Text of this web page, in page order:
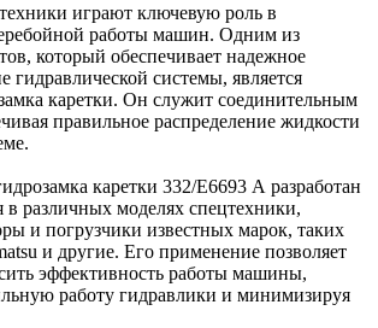
играют ключевую роль в
работы машин. Одним из
который обеспечивает надежное
гидравлической системы, является
каретки. Он служит соединительным
правильное распределение жидкости
каретки 332/E6693 А разработан
в различных моделях спецтехники,
и погрузчики известных марок, таких
и другие. Его применение позволяет
эффективность работы машины,
работу гидравлики и минимизируя